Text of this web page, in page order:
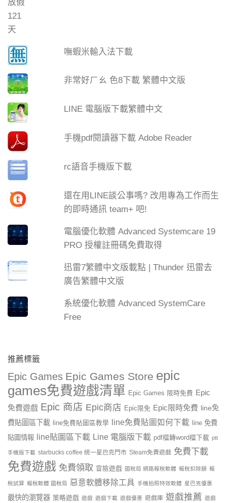
嘸蝦米輸入法下載
非常好ㄏㄠ 色8下載 繁體中文版
LINE 電腦版下載繁體中文
手機pdf閱讀器下載 Adobe Reader
rc語音手機版下載
還在用LINE談公事嗎? 改用專為工作而生
的即時通訊 team+ 吧!
電腦優化軟體 Advanced Systemcare 19
PRO 授權註冊碼免費取得
迅雷7繁體中文版載點 | Thunder 迅雷去
廣告繁體中文版
系統優化軟體 Advanced SystemCare
Free
推薦標籤
Epic Games Epic Games Store epic
games免費遊戲清單 Epic Games 限時免費 Epic
免費遊戲 Epic 商店 Epic商店 Epic限免 Epic限時免費 line免
費貼圖區下載
line免費貼圖區教學 line免費貼圖如何下載
line 免費
貼圖情報
line貼圖區下載 Line 電腦版下載 pdf檔轉word檔下載 ptt
手機版下載 starbucks coffee 統一星巴克門市 Steam免費遊戲 免費下載
免費遊戲 免費領取 冒險遊戲 國稅局 網路報稅軟體 報稅扣除額 報
稅試算 報稅軟體 國稅局 惡意軟體移除工具 手機拍照特效軟體 星巴克優惠
最快的瀏覽器 策略遊戲 遊戲 遊戲下載 遊戲優惠 遊戲庫 遊戲推薦 遊戲